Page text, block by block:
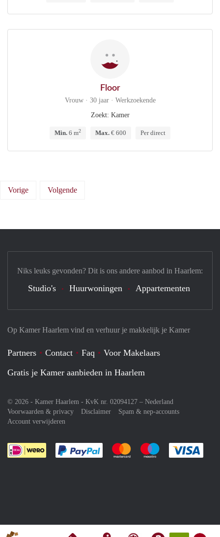
Floor
Vrouw · 30 jaar · Werkzoekende
Zoekt: Kamer
Min. 6 m2 Max. € 600 Per direct
Vorige Volgende
Op Kamer Haarlem vind en verhuur je makkelijk je Kamer
Partners Contact Faq
Voor Makelaars
Gratis je Kamer aanbieden in Haarlem
© 2026 - Kamer Haarlem - KvK nr. 02094127 – Nederland
Voorwaarden & privacy
Disclaimer
Spam & nep-accounts
Account verwijderen
Je rekent gemakkelijk af met Paypal
Je rekent gemakkelijk af met
Je rekent
Niks leuks gevonden? Dit is ons andere aanbod in Haarlem:
Studio's Huurwoningen Appartementen